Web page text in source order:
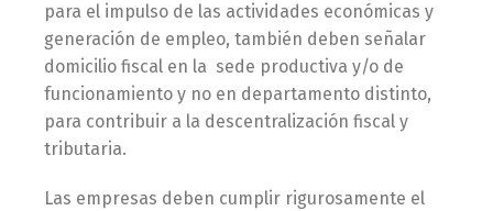
para el impulso de las actividades económicas y
generación de empleo, también deben señalar
domicilio fiscal en la sede productiva y/o de
funcionamiento y no en departamento distinto,
para contribuir a la descentralización fiscal y
tributaria.
Las empresas deben cumplir rigurosamente el